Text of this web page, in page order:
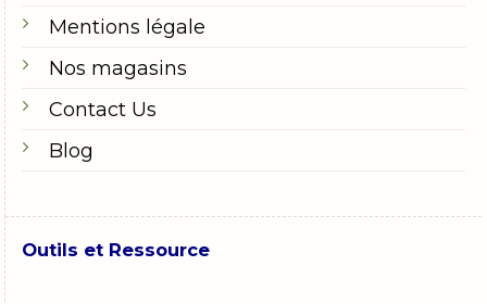
Mentions légale
Nos magasins
Contact Us
Blog
Outils et Ressource